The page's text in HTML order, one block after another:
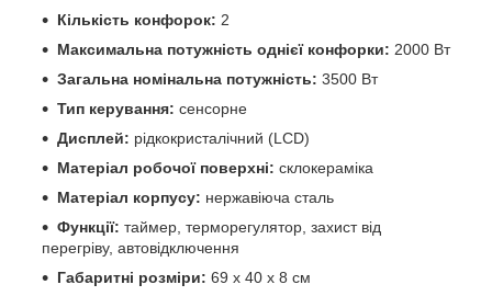
Кількість конфорок: 2
Максимальна потужність однієї конфорки: 2000 Вт
Загальна номінальна потужність: 3500 Вт
Тип керування: сенсорне
Дисплей: рідкокристалічний (LCD)
Матеріал робочої поверхні: склокераміка
Матеріал корпусу: нержавіюча сталь
Функції: таймер, терморегулятор, захист від
перегріву, автовідключення
Габаритні розміри: 69 х 40 х 8 см